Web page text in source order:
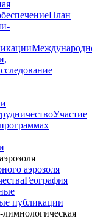
План
Участие
аэрозоля
География
публикации
лимнологическая